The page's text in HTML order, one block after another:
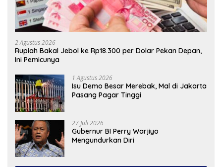
2 Agustus 2026
Rupiah Bakal Jebol ke Rp18.300 per Dolar Pekan Depan,
Ini Pemicunya
1 Agustus 2026
Isu Demo Besar Merebak, Mal di Jakarta
Pasang Pagar Tinggi
27 Juli 2026
Gubernur BI Perry Warjiyo
Mengundurkan Diri